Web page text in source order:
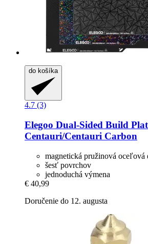
do košíka
4.7 (3)
Elegoo Dual-​Sided Build
Centauri/Centauri Carbon
magnetická pružinová oceľová
šesť povrchov
jednoduchá výmena
€ 40,99
Doručenie do 12. augusta